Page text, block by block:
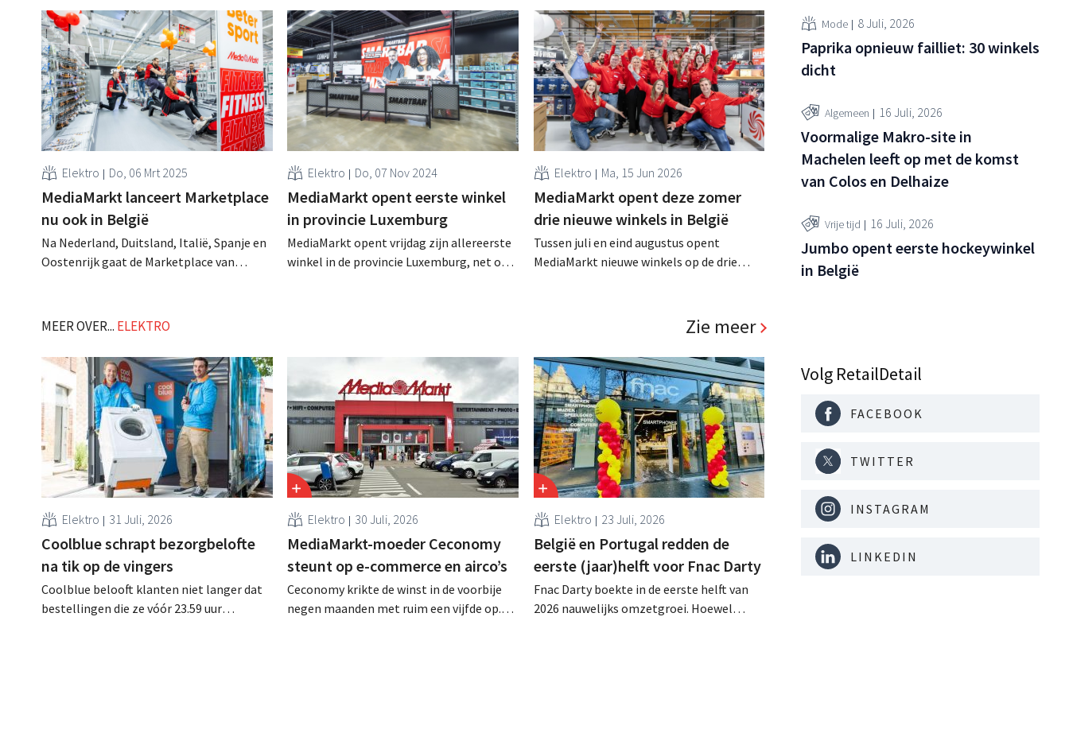
Elektro Do, 06 Mrt 2025
MediaMarkt lanceert Marketplace
nu ook in België
Na Nederland, Duitsland, Italië, Spanje en
Oostenrijk gaat de Marketplace van
een vijftigtal partners ongeveer 50.000
verkrijgbaar zijn. .
Elektro Do, 07 Nov 2024
MediaMarkt opent eerste winkel
in provincie Luxemburg
MediaMarkt opent vrijdag zijn allereerste
winkel in de provincie Luxemburg, net op
Elektro Ma, 15 Jun 2026
MediaMarkt opent deze zomer
drie nieuwe winkels in België
Tussen juli en eind augustus opent
MediaMarkt nieuwe winkels op de drie
komt het totaal aantal winkels van de
elektroketen in het land op 32. .
MEER OVER... ELEKTRO Zie meer
Elektro 31 Juli, 2026
Coolblue schrapt bezorgbelofte
na tik op de vingers
Coolblue belooft klanten niet langer dat
bestellingen die ze vóór 23.59 uur
Elektro 30 Juli, 2026
MediaMarkt-moeder Ceconomy
steunt op e-commerce en airco’s
Ceconomy krikte de winst in de voorbije
negen maanden met ruim een vijfde op.
Elektro 23 Juli, 2026
België en Portugal redden de
eerste (jaar)helft voor Fnac Darty
Fnac Darty boekte in de eerste helft van
2026 nauwelijks omzetgroei. Hoewel
Mode 8 Juli, 2026
Paprika opnieuw failliet: 30 winkels
dicht
Algemeen 16 Juli, 2026
Voormalige Makro-site in
Machelen leeft op met de komst
van Colos en Delhaize
Vrije tijd 16 Juli, 2026
Jumbo opent eerste hockeywinkel
in België
Volg RetailDetail
FACEBOOK
TWITTER
INSTAGRAM
LINKEDIN